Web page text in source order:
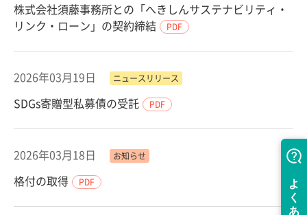
株式会社須藤事務所との「へきしんサステナビリティ・
リンク・ローン」の契約締結
PDF
2026年03月19日 ニュースリリース
SDGs寄贈型私募債の受託 PDF
2026年03月18日 お知らせ
格付の取得 PDF